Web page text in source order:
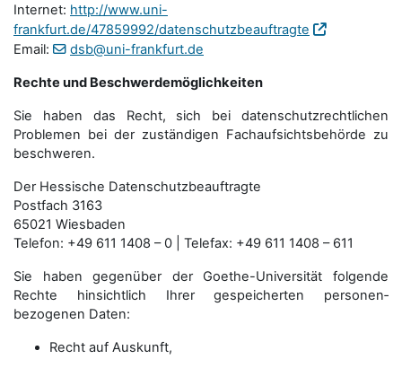
Internet: http://www.uni-
frankfurt.de/47859992/datenschutzbeauftragte
Email:
dsb@uni-frankfurt.de
Rechte und Beschwerdemöglichkeiten
Sie haben das Recht, sich bei datenschutzrechtlichen
Problemen bei der zuständigen Fachauf­sichts­behörde zu
beschweren.
Der Hessische Datenschutzbeauftragte
Postfach 3163
65021 Wiesbaden
Telefon: +49 611 1408 – 0 | Telefax: +49 611 1408 – 611
Sie haben gegenüber der Goethe-Universität folgende
Rechte hinsichtlich Ihrer gespeicherten personen­
bezogenen Daten:
Recht auf Auskunft,